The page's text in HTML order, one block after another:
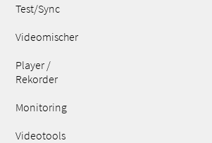
Test/Sync
Videomischer
Player /
Rekorder
Monitoring
Videotools